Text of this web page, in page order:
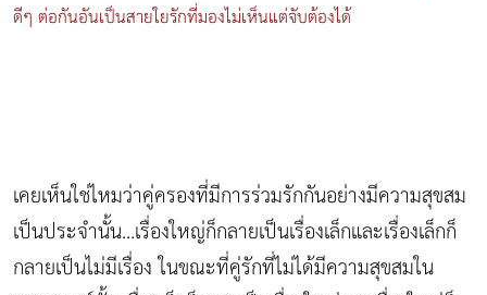
ดีๆ ต่อกันอันเป็นสายใยรักที่มองไม่เห็นแต่จับต้องได้
เคยเห็นใช่ไหมว่าคู่ครองที่มีการร่วมรักกันอย่างมีความสุขสม
เป็นประจำนั้น...เรื่องใหญ่ก็กลายเป็นเรื่องเล็กและเรื่องเล็กก็
กลายเป็นไม่มีเรื่อง ในขณะที่คู่รักที่ไม่ได้มีความสุขสมใน